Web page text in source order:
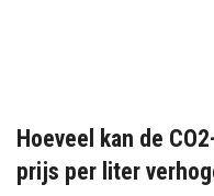
Hoeveel kan de
prijs per liter